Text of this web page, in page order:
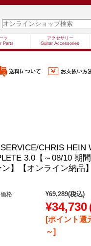
ツ
Parts
アクセサリー
Guitar Accessories
CHRIS HEIN
3.0【～08/10 期
ン】【オンライン納品
格: ¥69,289(税込)
¥34,730
[ポイント還
～]